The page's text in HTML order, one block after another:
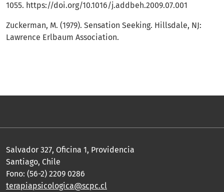
1055. https://doi.org/10.1016/j.addbeh.2009.07.001
Zuckerman, M. (1979). Sensation Seeking. Hillsdale, NJ:
Lawrence Erlbaum Association.
Salvador 327, Oficina 1, Providencia
Santiago, Chile
Fono: (56-2) 2209 0286
terapiapsicologica@scpc.cl